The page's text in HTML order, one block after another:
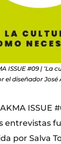
ISSUE #09 | ‘La
el diseñador
ISSUE
entrevistas
por Salva